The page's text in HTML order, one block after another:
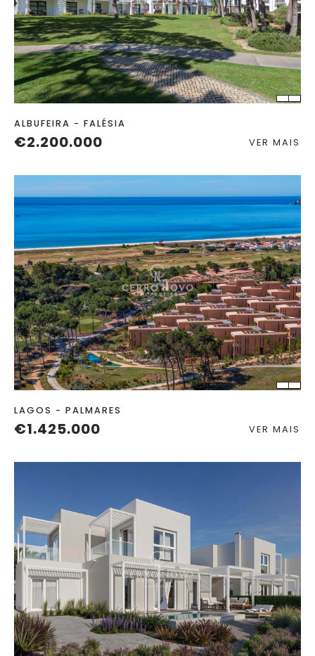
QUART. C. BANHO
ALBUFEIRA - FALÉSIA
€2.200.000 VER MAIS
QUART. C. BANHO
LAGOS - PALMARES
€1.425.000 VER MAIS
QUART. C. BANHO
CONST.
2